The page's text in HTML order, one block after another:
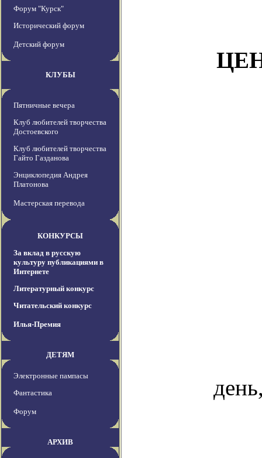
Форум "Курск"
Исторический форум
Детский форум
КЛУБЫ
Пятничные вечера
Клуб любителей творчества
Достоевского
Клуб любителей творчества
Гайто Газданова
Энциклопедия Андрея
Платонова
Мастерская перевода
КОНКУРСЫ
За вклад в русскую
культуру публикациями в
Интернете
Литературный конкурс
Читательский конкурс
Илья-Премия
ДЕТЯМ
Электронные пампасы
Фантастика
Форум
АРХИВ